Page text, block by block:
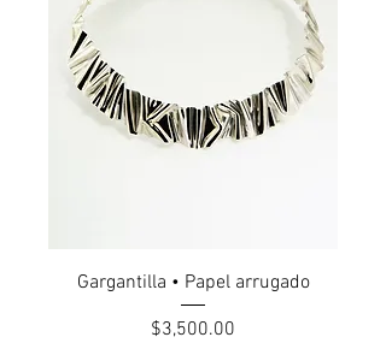
Gargantilla • Papel arrugado
Precio
$3,500.00